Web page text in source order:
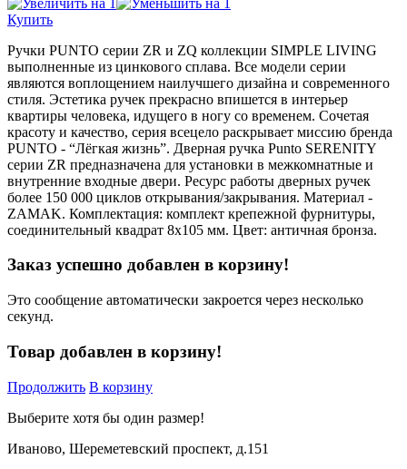
Купить
Ручки PUNTO серии ZR и ZQ коллекции SIMPLE LIVING
выполненные из цинкового сплава. Все модели серии
являются воплощением наилучшего дизайна и современного
стиля. Эстетика ручек прекрасно впишется в интерьер
квартиры человека, идущего в ногу со временем. Сочетая
красоту и качество, серия всецело раскрывает миссию бренда
PUNTO - “Лёгкая жизнь”. Дверная ручка Punto SERENITY
серии ZR предназначена для установки в межкомнатные и
внутренние входные двери. Ресурс работы дверных ручек
более 150 000 циклов открывания/закрывания. Материал -
ZAMAK. Комплектация: комплект крепежной фурнитуры,
соединительный квадрат 8x105 мм. Цвет: античная бронза.
Заказ успешно добавлен в корзину!
Это сообщение автоматически закроется через несколько
секунд.
Товар добавлен в корзину!
Продолжить В корзину
Выберите хотя бы один размер!
Иваново, Шереметевский проспект, д.151